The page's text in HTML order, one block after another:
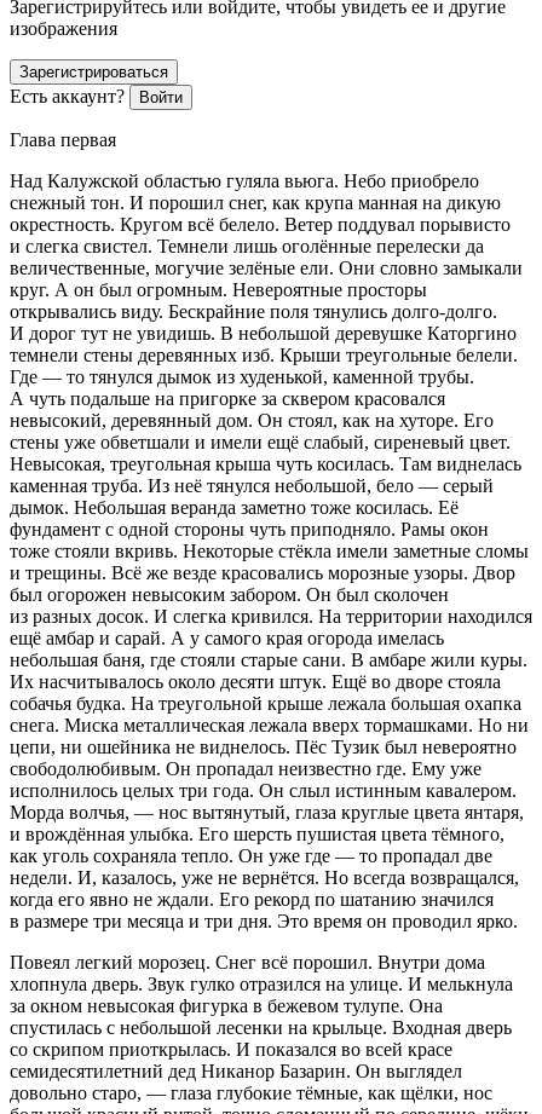
Зарегистрируйтесь или войдите, чтобы увидеть ее и другие
изображения
Зарегистрироваться
Есть аккаунт? Войти
Глава первая
Над Калужской областью гуляла вьюга. Небо приобрело
снежный тон. И порошил снег, как крупа манная на дикую
окрестность. Кругом всё белело. Ветер поддувал порывисто
и слегка свистел. Темнели лишь оголённые перелески да
величественные, могучие зелёные ели. Они словно замыкали
круг. А он был огромным. Невероятные просторы
открывались виду. Бескрайние поля тянулись долго-долго.
И дорог тут не увидишь. В небольшой деревушке Каторгино
темнели стены деревянных изб. Крыши треугольные белели.
Где — то тянулся дымок из худенькой, каменной трубы.
А чуть подальше на пригорке за сквером красовался
невысокий, деревянный дом. Он стоял, как на хуторе. Его
стены уже обветшали и имели ещё слабый, сиреневый цвет.
Невысокая, треугольная крыша чуть косилась. Там виднелась
каменная труба. Из неё тянулся небольшой, бело — серый
дымок. Небольшая веранда заметно тоже косилась. Её
фундамент с одной стороны чуть приподняло. Рамы окон
тоже стояли вкривь. Некоторые стёкла имели заметные сломы
и трещины. Всё же везде красовались морозные узоры. Двор
был огорожен невысоким забором. Он был сколочен
из разных досок. И слегка кривился. На территории находился
ещё амбар и сарай. А у самого края огорода имелась
небольшая баня, где стояли старые сани. В амбаре жили куры.
Их насчитывалось около десяти штук. Ещё во дворе стояла
собачья будка. На треугольной крыше лежала большая охапка
снега. Миска металлическая лежала вверх тормашками. Но ни
цепи, ни ошейника не виднелось. Пёс Тузик был невероятно
свободолюбивым. Он пропадал неизвестно где. Ему уже
исполнилось целых три года. Он слыл истинным кавалером.
Морда волчья, — нос вытянутый, глаза круглые цвета янтаря,
и врождённая улыбка. Его шерсть пушистая цвета тёмного,
как уголь сохраняла тепло. Он уже где — то пропадал две
недели. И, казалось, уже не вернётся. Но всегда возвращался,
когда его явно не ждали. Его рекорд по шатанию значился
в размере три месяца и три дня. Это время он проводил ярко.
Повеял легкий морозец. Снег всё порошил. Внутри дома
хлопнула дверь. Звук гулко отразился на улице. И мелькнула
за окном невысокая фигурка в бежевом тулупе. Она
спустилась с небольшой лесенки на крыльце. Входная дверь
со скрипом приоткрылась. И показался во всей красе
семидесятилетний дед Никанор Базарин. Он выглядел
довольно старо, — глаза глубокие тёмные, как щёлки, нос